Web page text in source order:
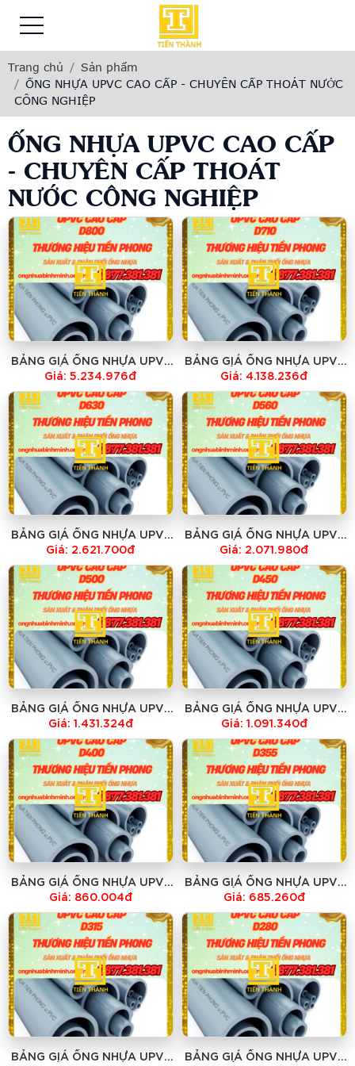
Trang chủ
Sản phẩm
ỐNG NHỰA UPVC CAO CẤP - CHUYÊN CẤP THOÁT NƯỚC
CÔNG NGHIỆP
ỐNG NHỰA UPVC CAO CẤP
- CHUYÊN CẤP THOÁT
NƯỚC CÔNG NGHIỆP
BẢNG GIÁ ỐNG NHỰA UPVC
D800 TIỀN PHONG - HỆ TIÊU
CHUẨN ISO - GIÁ RẺ NHẤT
Giá: 5.234.976đ
BẢNG GIÁ ỐNG NHỰA UPVC
D710 TIỀN PHONG - HỆ TIÊU
CHUẨN ISO - GIÁ RẺ NHẤT
Giá: 4.138.236đ
BẢNG GIÁ ỐNG NHỰA UPVC
D630 TIỀN PHONG - HỆ TIÊU
CHUẨN ISO - GIÁ RẺ NHẤT
Giá: 2.621.700đ
BẢNG GIÁ ỐNG NHỰA UPVC
D560 TIỀN PHONG - HỆ TIÊU
CHUẨN ISO - GIÁ RẺ NHẤT
Giá: 2.071.980đ
BẢNG GIÁ ỐNG NHỰA UPVC
D500 TIỀN PHONG - HỆ TIÊU
Giá: 1.431.324đ
BẢNG GIÁ ỐNG NHỰA UPVC
D450 TIỀN PHONG - HỆ TIÊU
Giá: 1.091.340đ
BẢNG GIÁ ỐNG NHỰA UPVC
D400 TIỀN PHONG - HỆ TIÊU
Giá: 860.004đ
BẢNG GIÁ ỐNG NHỰA UPVC
D355 TIỀN PHONG - HỆ TIÊU
Giá: 685.260đ
BẢNG GIÁ ỐNG NHỰA UPVC
BẢNG GIÁ ỐNG NHỰA UPVC